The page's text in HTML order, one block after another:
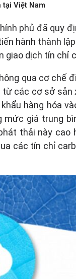
Việt Nam
phủ đã quy
hành thành
giao dịch tín
qua cơ chế
các cơ sở sản
khẩu hàng hóa
giá trung
thải này
các tín chỉ